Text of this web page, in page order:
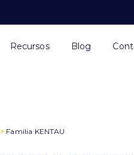
Recursos Blog
> Familia KENTAU